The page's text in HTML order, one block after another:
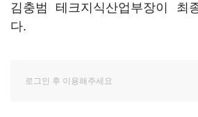
김충범 테크지식산업부장이 최
다.